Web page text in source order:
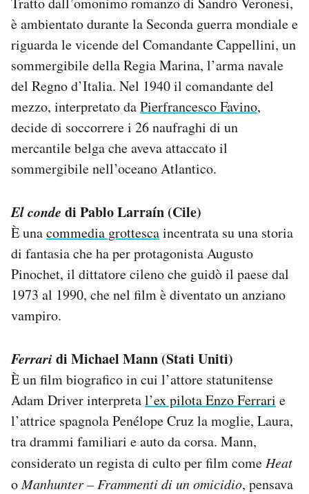
è ambientato durante la Seconda guerra mondiale e
riguarda le vicende del Comandante Cappellini, un
sommergibile della Regia Marina, l’arma navale
del Regno d’Italia. Nel 1940 il comandante del
mezzo, interpretato daPierfrancesco Favino,
decide di soccorrere i 26 naufraghi di un
mercantile belga che aveva attaccato il
sommergibile nell’oceano Atlantico.
Elconde di Pablo Larraín (Cile)
È unacommedia grottescaincentrata su una storia
di fantasia che ha per protagonista Augusto
Pinochet, il dittatore cileno che guidò il paese dal
1973 al 1990, che nel film è diventato un anziano
vampiro.
Ferraridi Michael Mann (Stati Uniti)
È un film biografico in cui l’attore statunitense
Adam Driver interpretal’ex pilota Enzo Ferrari e
l’attrice spagnola Penélope Cruz la moglie, Laura,
tra drammi familiari e auto da corsa. Mann,
considerato un regista di culto per film come Heat
oManhunter – Frammenti di un omicidio, pensava